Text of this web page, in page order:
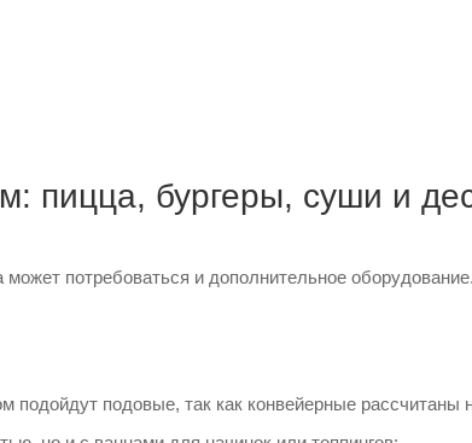
пицца, бургеры, суши и
потребоваться и дополнительное оборудование.
подойдут подовые, так как конвейерные